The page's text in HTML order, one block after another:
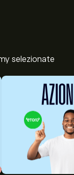
selezionate